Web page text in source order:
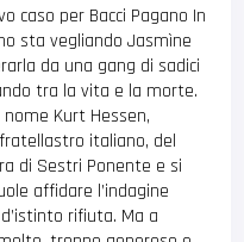
caso per Bacci Pagano In
sta vegliando Jasmìne
da una gang di sadici
tra la vita e la morte.
Kurt Hessen,
italiano, del
di Sestri Ponente e si
affidare l’indagine
rifiuta. Ma a